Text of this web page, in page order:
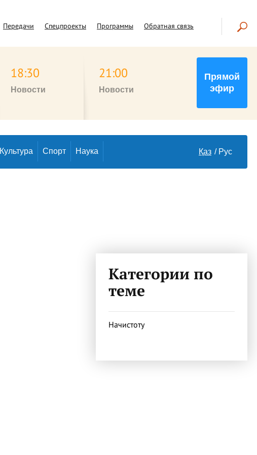
Передачи Спецпроекты Программы Обратная связь
18:30
Новости
21:00
Новости
Прямой
эфир
Культура Спорт Наука Қаз Рус
Категории по
теме
Начистоту